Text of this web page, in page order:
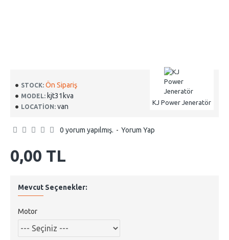
STOCK: Ön Sipariş
MODEL: kjt31kva
LOCATION: van KJ Power Jeneratör
0 yorum yapılmış. - Yorum Yap
0,00 TL
Mevcut Seçenekler:
Motor